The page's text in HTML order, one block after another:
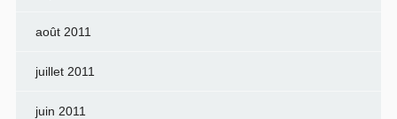
août 2011
juillet 2011
juin 2011